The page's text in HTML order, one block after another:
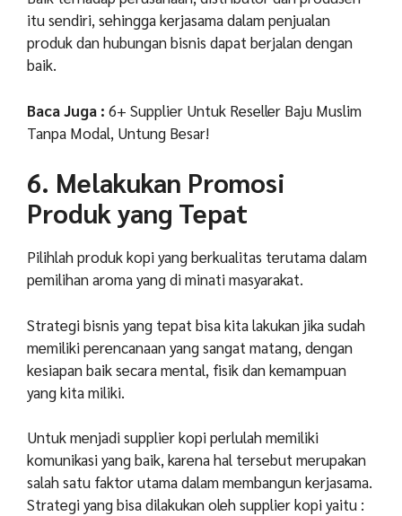
itu sendiri, sehingga kerjasama dalam penjualan
produk dan hubungan bisnis dapat berjalan dengan
baik.
Baca Juga : 6+ Supplier Untuk Reseller Baju Muslim
Tanpa Modal, Untung Besar!
6. Melakukan Promosi
Produk yang Tepat
Pilihlah produk kopi yang berkualitas terutama dalam
pemilihan aroma yang di minati masyarakat.
Strategi bisnis yang tepat bisa kita lakukan jika sudah
memiliki perencanaan yang sangat matang, dengan
kesiapan baik secara mental, fisik dan kemampuan
yang kita miliki.
Untuk menjadi supplier kopi perlulah memiliki
komunikasi yang baik, karena hal tersebut merupakan
salah satu faktor utama dalam membangun kerjasama.
Strategi yang bisa dilakukan oleh supplier kopi yaitu :